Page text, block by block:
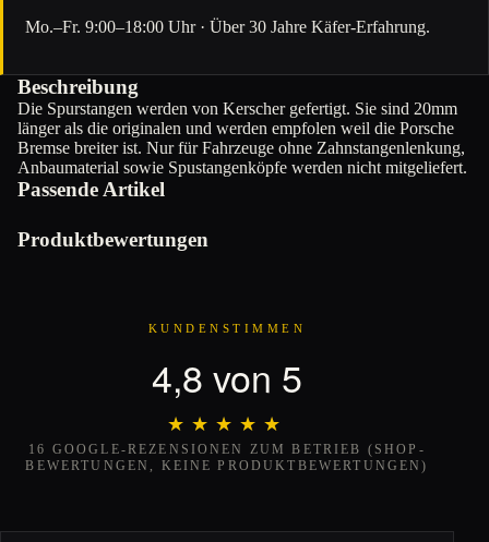
Mo.–Fr. 9:00–18:00 Uhr · Über 30 Jahre Käfer-Erfahrung.
Beschreibung
Die Spurstangen werden von Kerscher gefertigt. Sie sind 20mm
länger als die originalen und werden empfolen weil die Porsche
Bremse breiter ist. Nur für Fahrzeuge ohne Zahnstangenlenkung,
Anbaumaterial sowie Spustangenköpfe werden nicht mitgeliefert.
Passende Artikel
Produktbewertungen
KUNDENSTIMMEN
4,8 von 5
★★★★★
★★★★★
16 GOOGLE-REZENSIONEN ZUM BETRIEB (SHOP-
BEWERTUNGEN, KEINE PRODUKTBEWERTUNGEN)